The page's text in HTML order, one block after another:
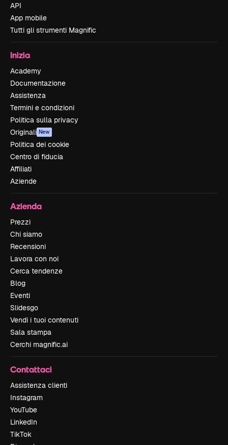
API
App mobile
Tutti gli strumenti Magnific
Inizia
Academy
Documentazione
Assistenza
Termini e condizioni
Politica sulla privacy
Originali New
Politica dei cookie
Centro di fiducia
Affiliati
Aziende
Azienda
Prezzi
Chi siamo
Recensioni
Lavora con noi
Cerca tendenze
Blog
Eventi
Slidesgo
Vendi i tuoi contenuti
Sala stampa
Cerchi magnific.ai
Contattaci
Assistenza clienti
Instagram
YouTube
LinkedIn
TikTok